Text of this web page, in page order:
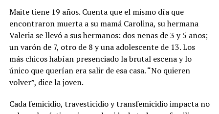
Maite tiene 19 años. Cuenta que el mismo día que
encontraron muerta a su mamá Carolina, su hermana
Valeria se llevó a sus hermanos: dos nenas de 3 y 5 años;
un varón de 7, otro de 8 y una adolescente de 13. Los
más chicos habían presenciado la brutal escena y lo
único que querían era salir de esa casa. “No quieren
volver”, dice la joven.
Cada femicidio, travesticidio y transfemicidio impacta no